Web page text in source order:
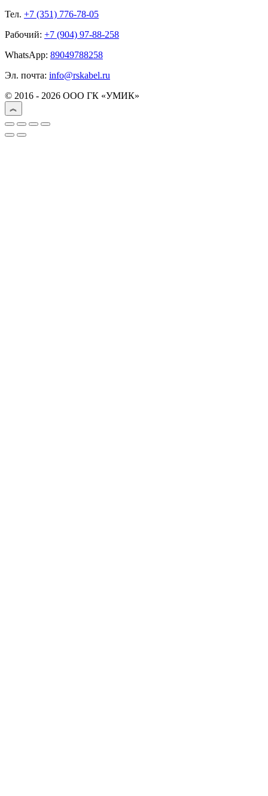
Тел. +7 (351) 776-78-05
Рабочий: +7 (904) 97-88-258
WhatsApp: 89049788258
Эл. почта: info@rskabel.ru
© 2016 - 2026 ООО ГК «УМИК»